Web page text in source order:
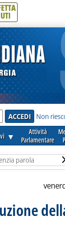
Non
▼
Attività
Parlamentare